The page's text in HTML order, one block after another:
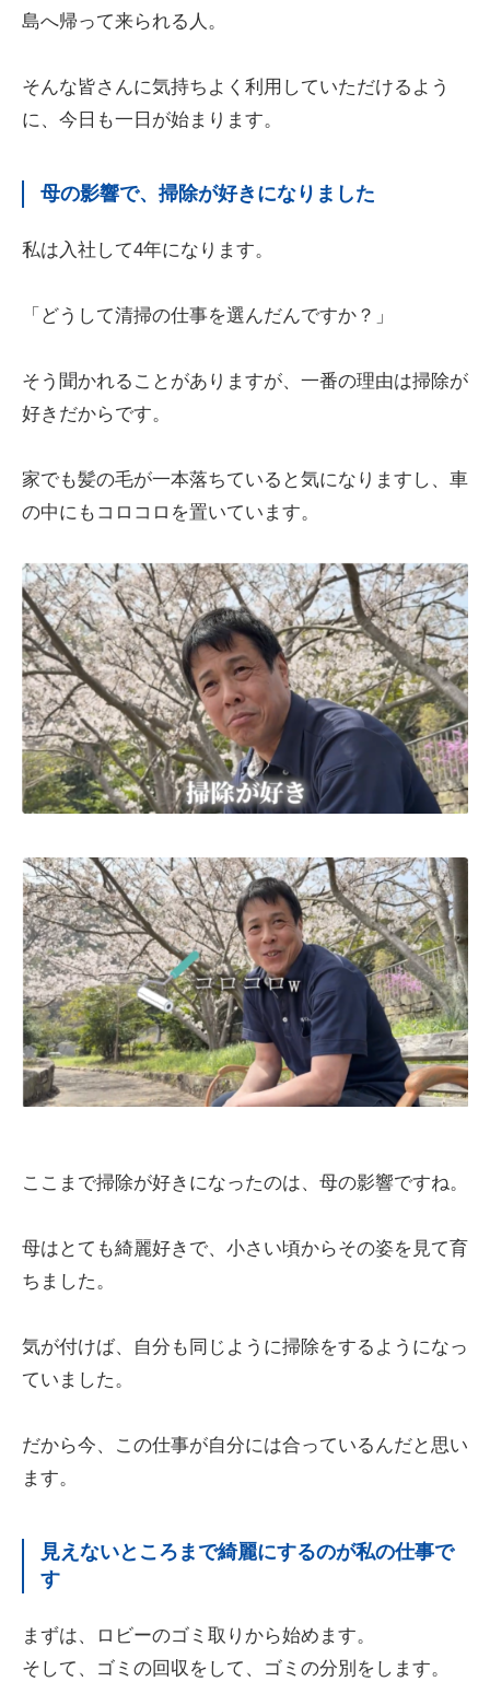
島へ帰って来られる人。
そんな皆さんに気持ちよく利用していただけるよう
に、今日も一日が始まります。
母の影響で、掃除が好きになりました
私は入社して4年になります。
「どうして清掃の仕事を選んだんですか？」
そう聞かれることがありますが、一番の理由は掃除が
好きだからです。
家でも髪の毛が一本落ちていると気になりますし、車
の中にもコロコロを置いています。
ここまで掃除が好きになったのは、母の影響ですね。
母はとても綺麗好きで、小さい頃からその姿を見て育
ちました。
気が付けば、自分も同じように掃除をするようになっ
ていました。
だから今、この仕事が自分には合っているんだと思い
ます。
見えないところまで綺麗にするのが私の仕事で
す
まずは、ロビーのゴミ取りから始めます。
そして、ゴミの回収をして、ゴミの分別をします。